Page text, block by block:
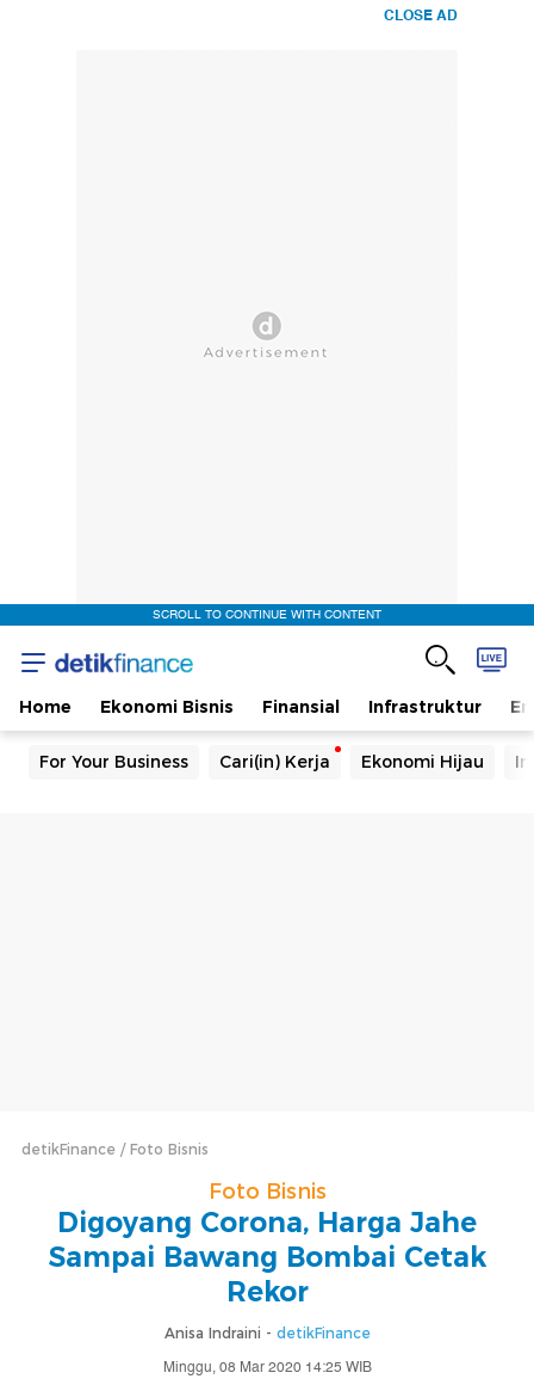
CLOSE AD
SCROLL TO CONTINUE WITH CONTENT
Home Ekonomi Bisnis Finansial Infrastruktur
For Your Business Cari(in) Kerja Ekonomi Hijau
detikFinance Foto Bisnis
Foto Bisnis
Digoyang Corona, Harga Jahe
Sampai Bawang Bombai Cetak
Rekor
Anisa Indraini - detikFinance
Minggu, 08 Mar 2020 14:25 WIB